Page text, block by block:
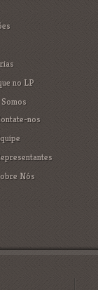
no LP
nos
Nós